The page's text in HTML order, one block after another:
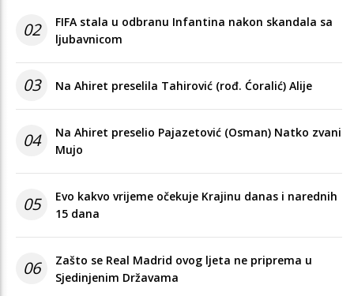
02
FIFA stala u odbranu Infantina nakon skandala sa
ljubavnicom
03 Na Ahiret preselila Tahirović (rođ. Ćoralić) Alije
04
Na Ahiret preselio Pajazetović (Osman) Natko zvani
Mujo
05
Evo kakvo vrijeme očekuje Krajinu danas i narednih
15 dana
06
Zašto se Real Madrid ovog ljeta ne priprema u
Sjedinjenim Državama